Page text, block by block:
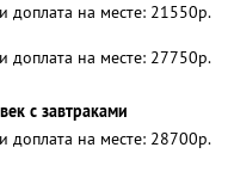
доплата на месте: 21550р.
доплата на месте: 27750р.
с завтраками
доплата на месте: 28700р.